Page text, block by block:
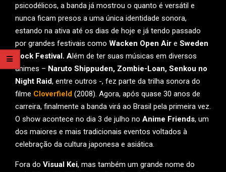
psicodélicos, a banda já mostrou o quanto é versátil e
nunca ficam presos a uma única identidade sonora,
estando na ativa até os dias de hoje e já tendo passado
por grandes festivais como Wacken Open Air e Sweden
Rock Festival. Além de ter suas músicas em diversos
animes – Naruto Shippuden, Zombie-Loan, Senkou no
Night Raid, entre outros -, fez parte da trilha sonora do
filme Cloverfield (2008). Agora, após quase 30 anos de
carreira, finalmente a banda virá ao Brasil pela primeira vez.
O show acontece no dia 3 de julho no Anime Friends, um
dos maiores e mais tradicionais eventos voltados à
celebração da cultura japonesa e asiática.
Fora do Visual Kei, mas também um grande nome do